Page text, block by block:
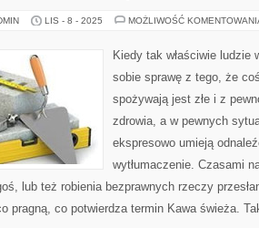
LIS - 8 - 2025 MOŻLIWOŚĆ
Kiedy tak właściwie
sobie sprawę z tego, że
spożywają jest złe i z
zdrowia, a w pewnych
ekspresowo umieją
wytłumaczenie. Czasami
lub też robienia bezprawnych rzeczy
pragną, co potwierdza termin Kawa świeża.